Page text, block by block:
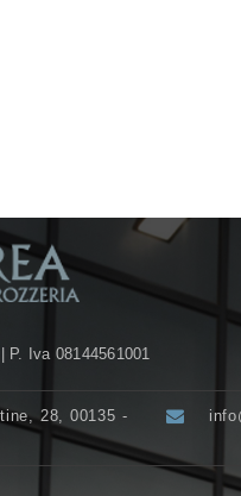
P. Iva 08144561001
28, 00135 -